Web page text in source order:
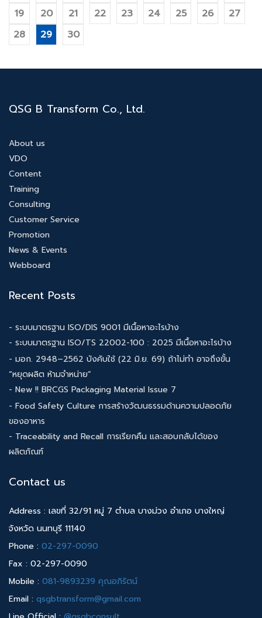
19
20 21 22 23 24 25 26
27
28
29 30
QSG B Transform Co., Ltd.
About us
VDO
Content
Training
Consulting
Customer Service
Promotion
News & Events
Webboard
Recent Posts
- ระบบมาตรฐาน ISO/DIS 9001 มีเนื้อหาอะไรบ้าง
- ระบบมาตรฐาน ISO/TS 22002-100 : 2025 มีเนื้อหาอะไรบ้าง
- มอก. 2948–2562 บังคับใช้ (22 มิ.ย. 69) ถ้าไม่ทำ อาจถึงขั้น
“หยุดผลิต ห้ามจำหน่าย”
- New !! BRCGS Packaging Material Issue 7
- Food Safety Culture การสร้างวัฒนธรรมด้านความปลอดภัย
ของอาหาร
- Traceability and Recall การเรียกคืน และสอบกลับได้ของ
ผลิตภัณฑ์
Contact us
Address : เลขที่ 32/91 หมู่ 7 ตำบล บางม่วง อำเภอ บางใหญ่
จังหวัด นนทบุรี 11140
Phone : 02-297-0090
Fax : 02-297-0090
Mobile : 081-9893239 คุณอภิรัตน์
Email : qsgbtransform@gmail.com